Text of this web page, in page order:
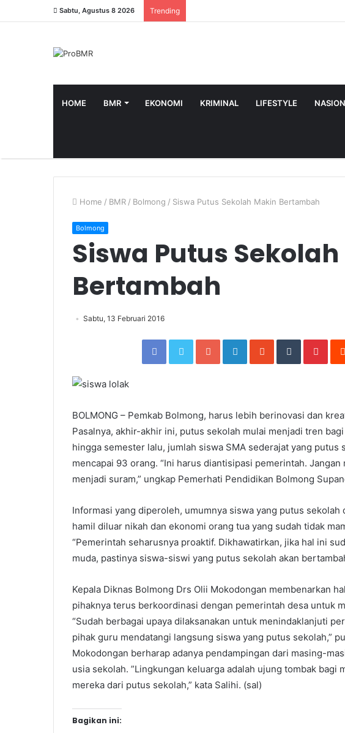
Sabtu, Agustus 8 2026 Trending
HOME BMR EKONOMI KRIMINAL LIFESTYLE
Home / BMR / Bolmong / Siswa Putus Sekolah Makin Bertambah
Bolmong
Siswa Putus
Bertambah
Sabtu, 13 Februari 2016
FacebookTwitterGoogle+LinkedInStumbleUpon
Tumblr
BOLMONG – Pemkab Bolmong, harus lebih berinovasi dan
Pasalnya, akhir-akhir ini, putus sekolah mulai menjadi tren
hingga semester lalu, jumlah siswa SMA sederajat yang putus
mencapai 93 orang. “Ini harus diantisipasi pemerintah. Jangan
menjadi suram,” ungkap Pemerhati Pendidikan Bolmong
Informasi yang diperoleh, umumnya siswa yang putus sekolah
hamil diluar nikah dan ekonomi orang tua yang sudah tidak
“Pemerintah seharusnya proaktif. Dikhawatirkan, jika hal ini
muda, pastinya siswa-siswi yang putus sekolah akan
Kepala Diknas Bolmong Drs Olii Mokodongan membenarkan
pihaknya terus berkoordinasi dengan pemerintah desa untuk
“Sudah berbagai upaya dilaksanakan untuk menindaklanjuti
pihak guru mendatangi langsung siswa yang putus sekolah,”
Mokodongan berharap adanya pendampingan dari masing-
usia sekolah. ”Lingkungan keluarga adalah ujung tombak bagi
mereka dari putus sekolah,” kata Salihi. (sal)
Bagikan ini: